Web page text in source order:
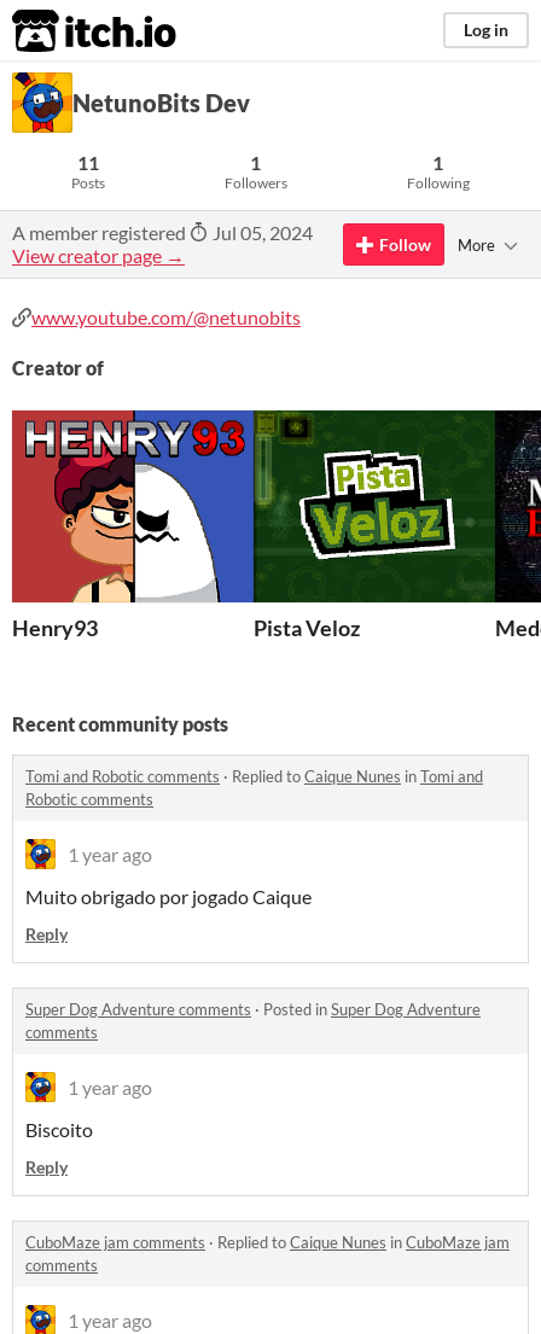
itch.io Log in
NetunoBits Dev
11
Posts
1
Followers
1
Following
A member registered
Jul 05, 2024
View creator page →
Follow More
www.youtube.com/@netunobits
Creator of
Henry93 Pista Veloz
Recent community posts
Tomi and Robotic comments · Replied toCaique Nunes inTomi and
Robotic comments
1 year ago
Muito obrigado por jogado Caique
Reply
Super Dog Adventure comments · Posted inSuper Dog Adventure
comments
1 year ago
Biscoito
Reply
CuboMaze jam comments · Replied toCaique Nunes inCuboMaze jam
comments
1 year ago